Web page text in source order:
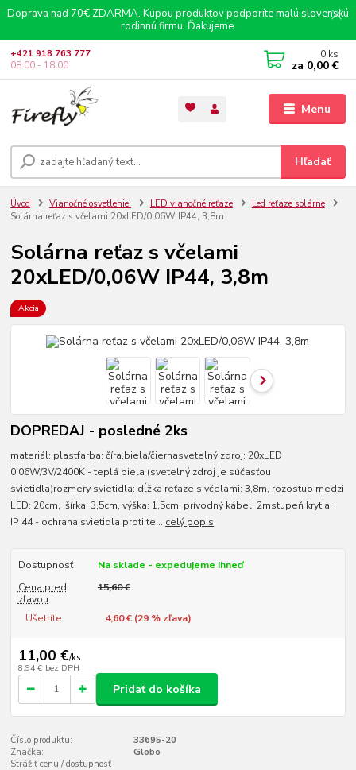
Doprava nad 70€ ZDARMA. Kúpou produktov podporíte malú slovenskú
rodinnú firmu. Ďakujeme.
Menu
Hľadať
+421 918 763 777
08.00 - 18.00
0 ks
za 0,00 €
Úvod Vianočné osvetlenie LED vianočné reťaze
Led reťaze solárne
Solárna reťaz s včelami 20xLED/0,06W IP44, 3,8m
Solárna reťaz s včelami
20xLED/0,06W IP44, 3,8m
Akcia
DOPREDAJ - posledné 2ks
materiál: plastfarba: číra,biela/čiernasvetelný zdroj: 20xLED
0,06W/3V/2400K - teplá biela (svetelný zdroj je súčasťou
svietidla)rozmery svietidla: dĺžka reťaze s včelami: 3,8m, rozostup medzi
LED: 20cm, šírka: 3,5cm, výška: 1,5cm, prívodný kábel: 2mstupeň krytia:
IP 44 - ochrana svietidla proti te... celý popis
Dostupnosť
Na sklade - expedujeme ihneď
Cena pred
zľavou
15,60 €
Ušetríte 4,60 € (29% zľava)
11,00 €/ks
8,94 € bez DPH
Pridať do košíka
Číslo produktu:
33695-20
Značka:
Globo
Strážiť cenu / dostupnosť